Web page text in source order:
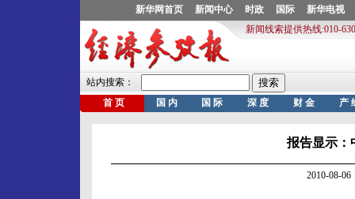
报告显示：
2010-08-